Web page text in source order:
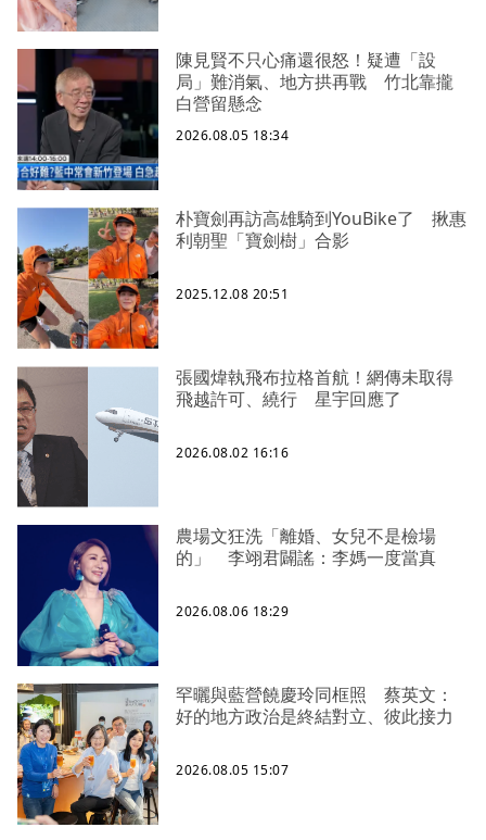
陳見賢不只心痛還很怒！疑遭「設
局」難消氣、地方拱再戰 竹北靠攏
白營留懸念
2026.08.05 18:34
朴寶劍再訪高雄騎到YouBike了 揪惠
利朝聖「寶劍樹」合影
2025.12.08 20:51
張國煒執飛布拉格首航！網傳未取得
飛越許可、繞行 星宇回應了
2026.08.02 16:16
農場文狂洗「離婚、女兒不是檢場
的」 李翊君闢謠：李媽一度當真
2026.08.06 18:29
罕曬與藍營饒慶玲同框照 蔡英文：
好的地方政治是終結對立、彼此接力
2026.08.05 15:07